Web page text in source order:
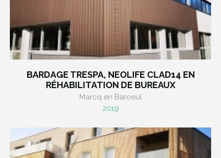
BARDAGE TRESPA, NEOLIFE CLAD14 EN
RÉHABILITATION DE BUREAUX
Marcq en Baroeul
2019